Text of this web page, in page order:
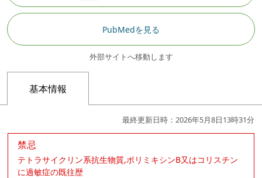
PubMedを見る
外部サイトへ移動します
基本情報
最終更新日時：2026年5月8日13時31分
禁忌
テトラサイクリン系抗生物質,ポリミキシンB又はコリスチン
に過敏症の既往歴